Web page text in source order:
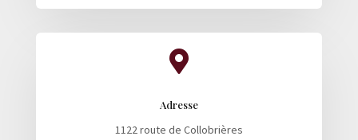

Adresse
1122 route de Collobrières